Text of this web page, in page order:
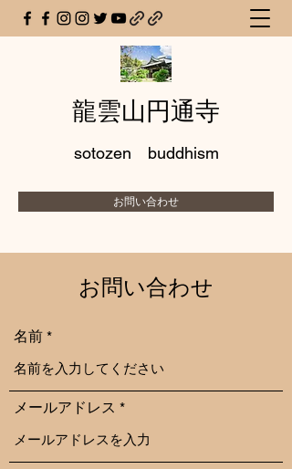
龍雲山円通寺
sotozen buddhism
お問い合わせ
お問い合わせ
名前
メールアドレス